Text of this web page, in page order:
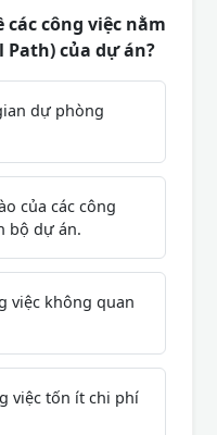
công việc nằm
của dự án?
dự phòng
của các công
bộ dự án.
việc không quan
việc tốn ít chi phí